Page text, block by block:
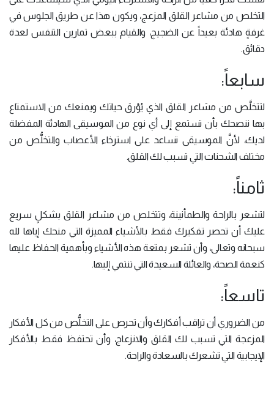
التخلص من مشاعر القلق المزعج، ويكون هذا عن طريق الجلوس في
غرفةٍ هادئة بعيداً عن الضجيج، والقيام ببعض تمارين التنفس لعدة
دقائق.
سابعاً:
لتتخلَّص من مشاعر القلق الذي يُؤرق حياتك ويمنعك من الاستمتاع
بها ننصحك بأن تستمع إلى أي نوع من الموسيقى الهادئة المفضلة
لديك، لأنَّ الموسيقى تساعد على استرخاء الأعصاب والتخلُّص من
مختلف الشحنات التي تسبب لك القلق.
ثامناً:
لتشعر بالراحة والطمأنينة، وتتخلص من مشاعر القلق بشكلٍ سريع
عليك أن تحصر تفكيرك فقط بالأشياء المميزة التي منحك إياها لله
سبحانه وتعالى، وأن تشعر بمتعة هذه الأشياء وبأهمية الحفاظ عليها
كنعمة الصحة، والعائلة السعيدة التي تنتمي إليها.
تاسعاً:
من الضروري أن تراقب أفكارك وأن تحرص على التخلُّص من كل الأفكار
المزعجة التي تسبب لك القلق والانزعاج، وأن تحتفظ فقط بالأفكار
الإيجابية التي تشعرك بالسعادة والراحة.